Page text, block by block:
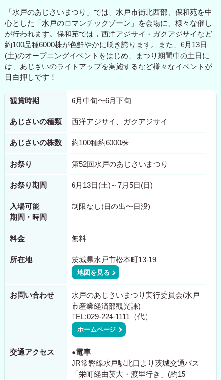
「水戸のあじさいまつり」では、水戸市街北西部、保和苑を中
心とした「水戸のロマンチックゾーン」を会場に、様々な催し
が行われます。保和苑では，西洋アジサイ・ガクアジサイなど
約100品種6000株が色鮮やかに咲き誇ります。また、6月13日
(土)のオープニングイベントをはじめ、まつり期間中の土日に
は、あじさいのライトアップを実施するなど様々なイベントが
目白押しです！
観賞時期 6月中旬〜6月下旬
あじさいの種類 西洋アジサイ、ガクアジサイ
あじさいの株数 約100種約6000株
お祭り 第52回水戸のあじさいまつり
お祭り期間 6月13日(土)～7月5日(日)
入場可能
期間・時間
制限なし(日の出〜日没)
料金 無料
所在地 茨城県水戸市松本町13-19
地図を見る
お問い合わせ
水戸のあじさいまつり実行委員会(水戸
市産業経済部観光課)
TEL:029-224-1111（代）
ホームページ
交通アクセス
●電車
JR常磐線水戸駅北口より茨城交通バス
「栄町経由茨大・渡里行き」(約15